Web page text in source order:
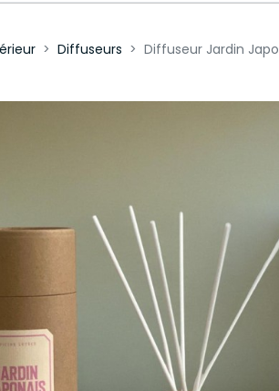
Diffuseurs Diffuseur Jardin